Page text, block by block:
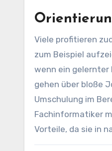
Viele profitieren
zum Beispiel
wenn ein gelernter
gehen über bloße
Umschulung im
Fachinformatiker
Vorteile, da sie in